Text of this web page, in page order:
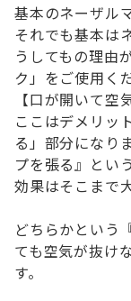
基本のネーザル
それでも基本は
うしてもの理由
ク」をご使用く
【口が開いて空
ここはデメリッ
る」部分になり
プを張る』とい
効果はそこまで
どちらかという
ても空気が抜け
す。